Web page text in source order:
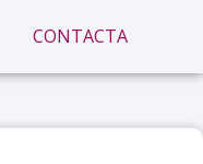
CONTACTA